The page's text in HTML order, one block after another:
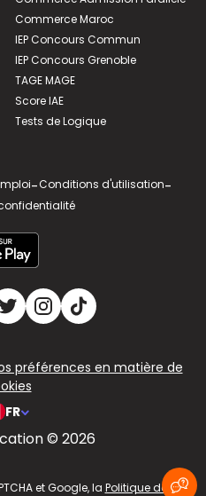
Commerce Maroc
IEP Concours Commun
IEP Concours Grenoble
TAGE MAGE
Score IAE
Tests de Logique
-Conditions d'utilisation-
préférences en matière de
FR
© 2026
et Google, la Politique de